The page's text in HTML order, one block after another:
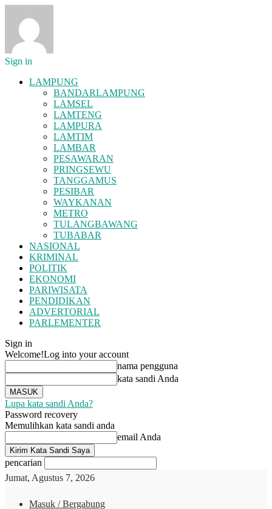
Sign in
LAMPUNG
BANDARLAMPUNG
LAMSEL
LAMTENG
LAMPURA
LAMTIM
LAMBAR
PESAWARAN
PRINGSEWU
TANGGAMUS
PESIBAR
WAYKANAN
METRO
TULANGBAWANG
TUBABAR
NASIONAL
KRIMINAL
POLITIK
EKONOMI
PARIWISATA
PENDIDIKAN
ADVERTORIAL
PARLEMENTER
Sign in
Welcome!Log into your account
nama pengguna
kata sandi Anda
Lupa kata sandi Anda?
Password recovery
Memulihkan kata sandi anda
email Anda
pencarian
Jumat, Agustus 7, 2026
Masuk / Bergabung